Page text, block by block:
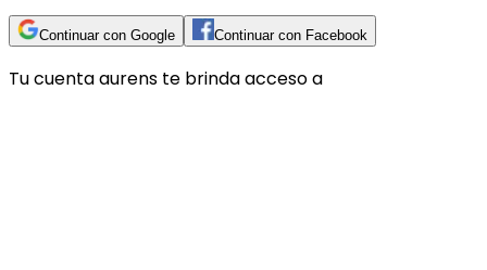
Continuar con Google Continuar con Facebook
Tu cuentaaurens te brinda acceso a